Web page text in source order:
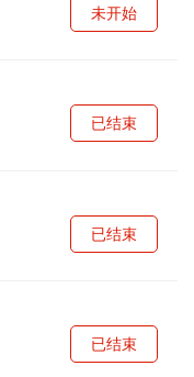
未开始
已结束
已结束
已结束